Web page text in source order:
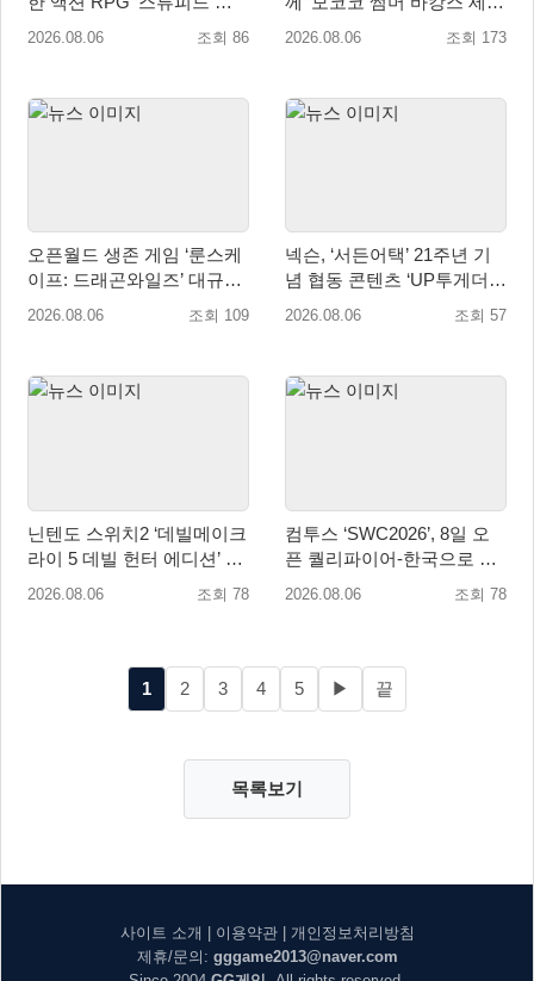
버 다이즈’ 패키지판 예약판
2026.08.06 조회 86
트’ 출시
2026.08.06 조회 173
오픈월드 생존 게임 ‘룬스케
이프: 드래곤와일즈’ 대규모
유저 편의성 개선 및 사이드
2026.08.06 조회 109
넥슨, ‘서든어택’ 21주년 기
념 협동 콘텐츠 ‘UP투게더’
업데이트
2026.08.06 조회 57
닌텐도 스위치2 ‘데빌메이크
라이 5 데빌 헌터 에디션’ 패
키지 제품 8월 7일 예약판매
2026.08.06 조회 78
컴투스 ‘SWC2026’, 8일 오
픈 퀄리파이어-한국으로 시
즌 개막!
2026.08.06 조회 78
1 2 3 4 5 ▶ 끝
목록보기
사이트 소개 | 이용약관| 개인정보처리방침
제휴/문의: gggame2013@naver.com